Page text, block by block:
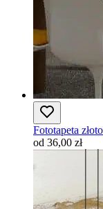
Fototapeta
od 36,00 zł